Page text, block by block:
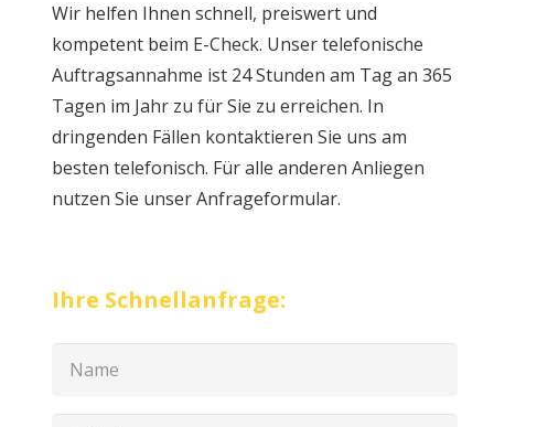
Wir helfen Ihnen schnell, preiswert und
kompetent beim E-Check. Unser telefonische
Auftragsannahme ist 24 Stunden am Tag an 365
Tagen im Jahr zu für Sie zu erreichen. In
dringenden Fällen kontaktieren Sie uns am
besten telefonisch. Für alle anderen Anliegen
nutzen Sie unser Anfrageformular.
Ihre Schnellanfrage: